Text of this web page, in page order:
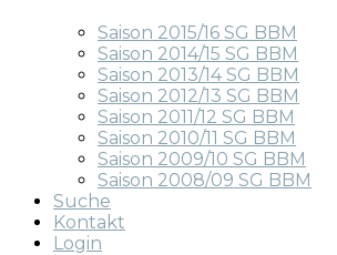
Saison 2015/16 SG BBM
Saison 2014/15 SG BBM
Saison 2013/14 SG BBM
Saison 2012/13 SG BBM
Saison 2011/12 SG BBM
Saison 2010/11 SG BBM
Saison 2009/10 SG BBM
Saison 2008/09 SG BBM
Suche
Kontakt
Login